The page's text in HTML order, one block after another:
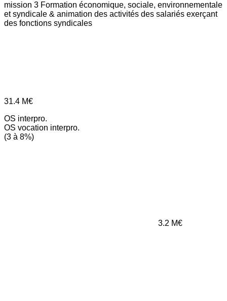
mission 3 Formation économique, sociale, environnementale
et syndicale & animation des activités des salariés exerçant
des fonctions syndicales
31.4 M€
OS interpro.
OS vocation interpro.
(3 à 8%)
3.2 M€